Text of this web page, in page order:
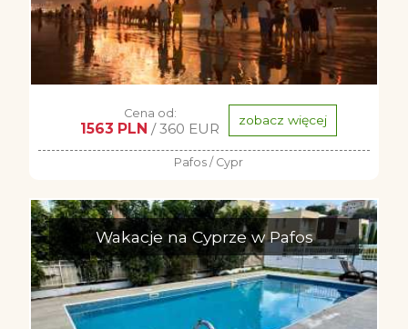
Cena od:
1563 PLN / 360 EUR zobacz więcej
Pafos / Cypr
Wakacje na Cyprze w Pafos